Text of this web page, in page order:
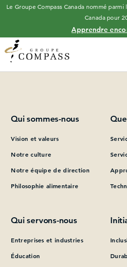
Le Groupe Compass Canada nommé
Canada pour
Apprendre
Please add at least one
Qui sommes-nous
Vision et valeurs
Notre culture
Notre équipe de direction
Philosophie alimentaire
Qui servons-nous
Entreprises et industries
Éducation
Que pouvons-nous vous aider